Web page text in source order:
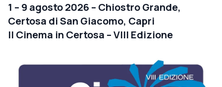
1 – 9 agosto 2026 – Chiostro Grande,
Certosa di San Giacomo, Capri
Il Cinema in Certosa – VIII Edizione